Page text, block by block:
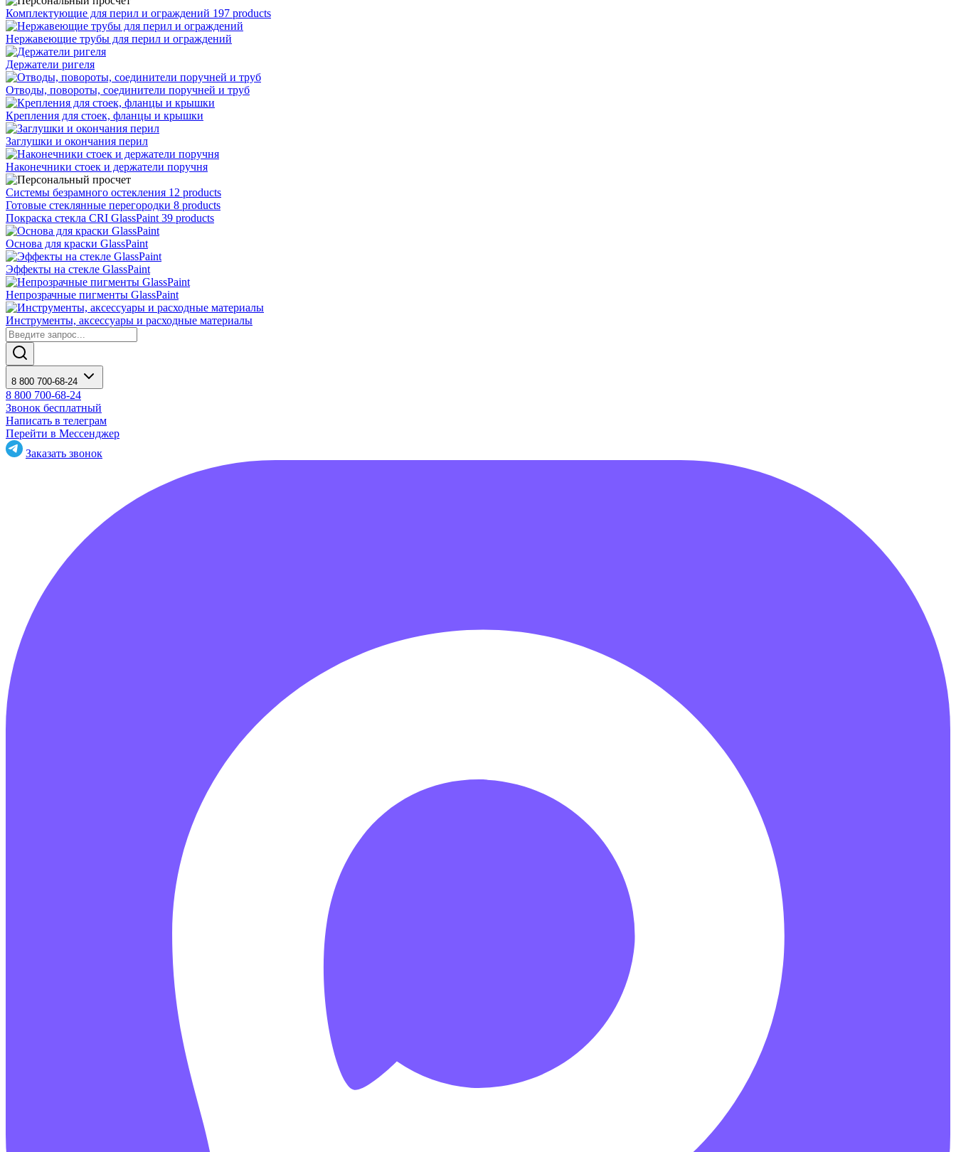
Комплектующие для перил и ограждений 197 products
Нержавеющие трубы для перил и ограждений
Держатели ригеля
Отводы, повороты, соединители поручней и труб
Крепления для стоек, фланцы и крышки
Заглушки и окончания перил
Наконечники стоек и держатели поручня
Системы безрамного остекления 12 products
Готовые стеклянные перегородки 8 products
Покраска стекла CRI GlassPaint 39 products
Основа для краски GlassPaint
Эффекты на стекле GlassPaint
Непрозрачные пигменты GlassPaint
Инструменты, аксессуары и расходные материалы
8 800 700-68-24
8 800 700-68-24
Звонок бесплатный
Написать в телеграм
Перейти в Мессенджер
Заказать звонок